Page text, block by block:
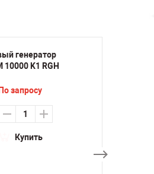
генератор
10000 K1 RGH
запросу
Купить